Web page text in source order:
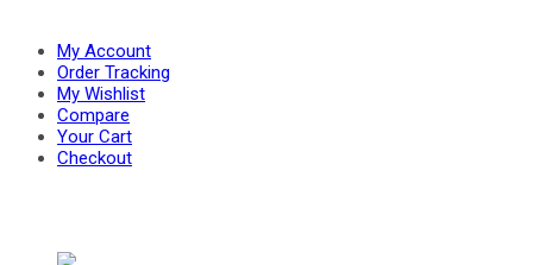
BAG
PAPER
My Account
Order Tracking
My Wishlist
Compare
Your Cart
Checkout